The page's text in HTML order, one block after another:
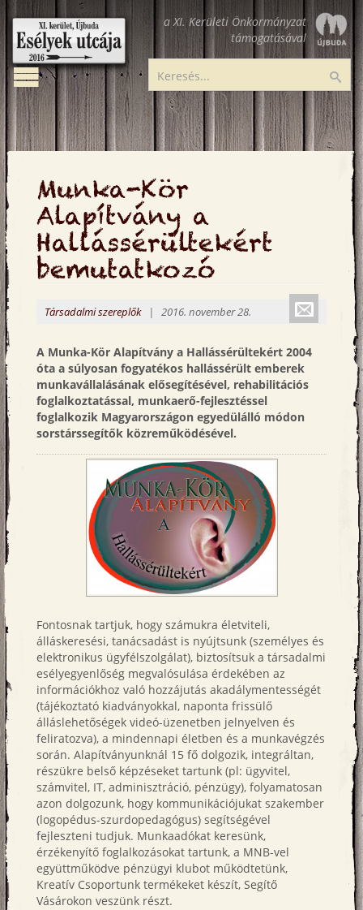
Ugrás
tartalomra
Esélyek
utcája
a XI. Kerületi Önkormányzat
támogatásával
Toggle
navigation
Munka-Kör
Alapítvány a
Hallássérültekért
bemutatkozó
Társadalmi szereplők| 2016. november 28.
A Munka-Kör Alapítvány a Hallássérültekért 2004
óta a súlyosan fogyatékos hallássérült emberek
munkavállalásának elősegítésével, rehabilitációs
foglalkoztatással, munkaerő-fejlesztéssel
foglalkozik Magyarországon egyedülálló módon
sorstárssegítők közreműködésével.
Fontosnak tartjuk, hogy számukra életviteli,
álláskeresési, tanácsadást is nyújtsunk (személyes és
elektronikus ügyfélszolgálat), biztosítsuk a társadalmi
esélyegyenlőség megvalósulása érdekében az
információkhoz való hozzájutás akadálymentességét
(tájékoztató kiadványokkal, naponta frissülő
álláslehetőségek videó-üzenetben jelnyelven és
feliratozva), a mindennapi életben és a munkavégzés
során. Alapítványunknál 15 fő dolgozik, integráltan,
részükre belső képzéseket tartunk (pl: ügyvitel,
számvitel, IT, adminisztráció, pénzügy), folyamatosan
azon dolgozunk, hogy kommunikációjukat szakember
(logopédus-szurdopedagógus) segítségével
fejleszteni tudjuk. Munkaadókat keresünk,
érzékenyítő foglalkozásokat tartunk, a MNB-vel
együttműködve pénzügyi klubot működtetünk,
Kreatív Csoportunk termékeket készít, Segítő
Vásárokon veszünk részt.